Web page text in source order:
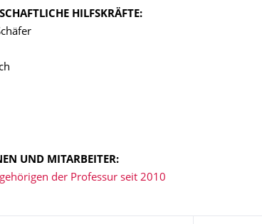
HILFSKRÄFTE:
UND MITARBEITER:
der Professur seit 2010